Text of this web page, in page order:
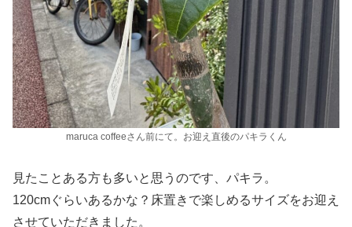
maruca coffeeさん前にて。お迎え直後のパキラくん
見たことある方も多いと思うのです、パキラ。
120cmぐらいあるかな？床置きで楽しめるサイズをお迎え
させていただきました。